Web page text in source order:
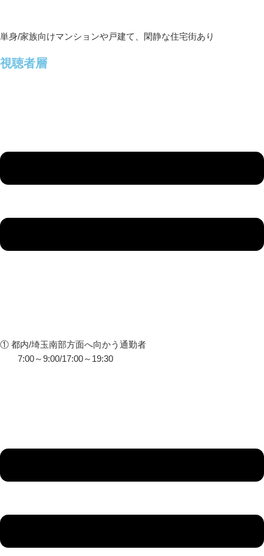
単身/家族向けマンションや戸建て、閑静な住宅街あり
視聴者層
① 都内/埼玉南部方面へ向かう通勤者
7:00～9:00/17:00～19:30